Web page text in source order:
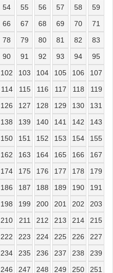
54 55 56 57 58
59
66 67 68 69 70
71
78 79 80 81 82
83
90 91 92 93 94
95
102 103 104 105 106
107
114 115 116 117 118
119
126 127 128 129 130
131
138 139 140 141 142
143
150 151 152 153 154
155
162 163 164 165 166
167
174 175 176 177 178
179
186 187 188 189 190
191
198 199 200 201 202
203
210 211 212 213 214
215
222 223 224 225 226
227
234 235 236 237 238
239
246 247 248 249 250
251